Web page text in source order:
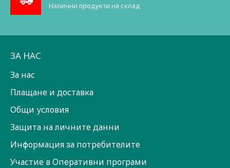
Налични продукти на склад
ЗА НАС
За нас
Плащане и доставка
Общи условия
Защита на личните данни
Информация за потребителите
Участие в Оперативни програми